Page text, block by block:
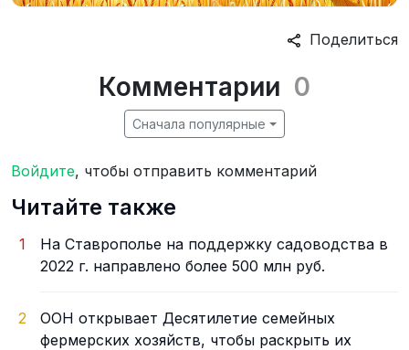
Поделиться
Комментарии 0
Сначала популярные
Войдите, чтобы отправить комментарий
Читайте также
1
На Ставрополье на поддержку садоводства в
2022 г. направлено более 500 млн руб.
2
ООН открывает Десятилетие семейных
фермерских хозяйств, чтобы раскрыть их